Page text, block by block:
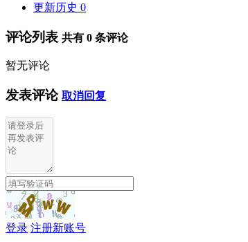
更新历史 0
评论列表 共有 0 条评论
暂无评论
发表评论 取消回复
登录 注册新账号